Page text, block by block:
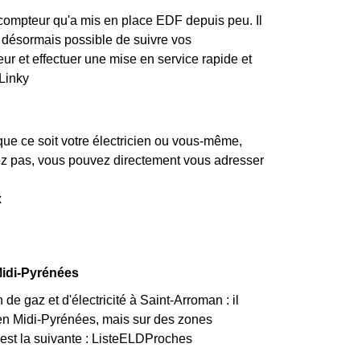
qu'a mis en place EDF depuis peu. Il
possible de suivre vos
et effectuer une mise en service rapide et
ce soit votre électricien ou vous-même,
pas, vous pouvez directement vous adresser
Pyrénées
gaz et d'électricité à Saint-Arroman : il
Midi-Pyrénées, mais sur des zones
la suivante : ListeELDProches